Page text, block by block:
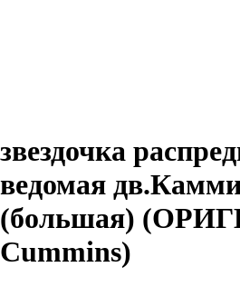
звездочка
ведомая
(большая)
Cummins)